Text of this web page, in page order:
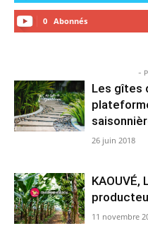
0 Abonnés
-
Les gîtes
26 juin 2018
11 novembre